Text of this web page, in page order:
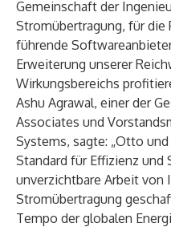
Gemeinschaft der
Stromübertragung, für die
führende
Erweiterung unserer
Wirkungsbereichs
Ashu Agrawal, einer der
Associates und
Systems, sagte: „Otto
Standard für Effizienz
unverzichtbare Arbeit von
Stromübertragung
Tempo der globalen